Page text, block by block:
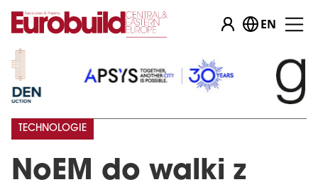
EN
NoEM do walki z
TECHNOLOGIE